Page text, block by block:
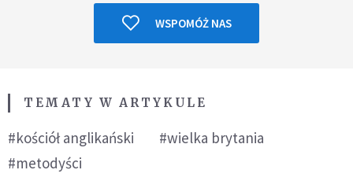
WSPOMÓŻ NAS
TEMATY W ARTYKULE
#kościół anglikański
#wielka brytania
#metodyści